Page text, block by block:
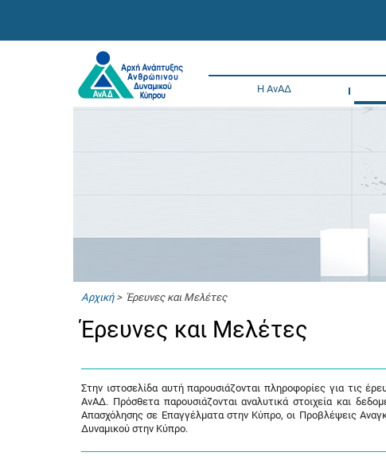
Η ΑνΑΔ
Αρχική> Έρευνες και Μελέτες
Έρευνες και Μελέτες
Στην ιστοσελίδα αυτή παρουσιάζονται πληροφορίες για τις
ΑνΑΔ. Πρόσθετα παρουσιάζονται αναλυτικά στοιχεία και
Απασχόλησης σε Επαγγέλματα στην Κύπρο, οι Προβλέψεις
Δυναμικού στην Κύπρο.